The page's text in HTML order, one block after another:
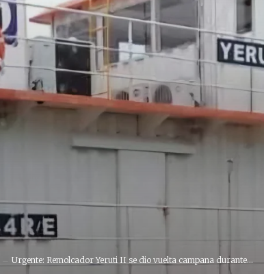
Urgente: Remolcador Yeruti II se dio vuelta campana durante...